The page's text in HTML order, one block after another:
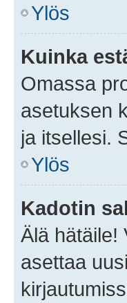
Ylös
Kuinka
Omassa
asetuksen
ja itsellesi.
Ylös
Kadotin
Älä hätäile!
asettaa